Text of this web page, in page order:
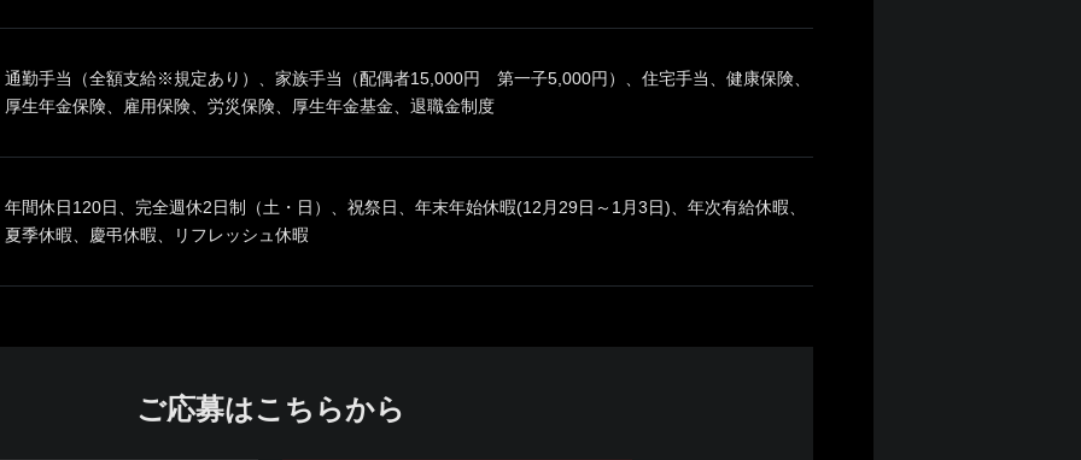
通勤手当（全額支給※規定あり）、家族手当（配偶者15,000円 第一子5,000円）、住宅手当、健康保険、
厚生年金保険、雇用保険、労災保険、厚生年金基金、退職金制度
年間休日120日、完全週休2日制（土・日）、祝祭日、年末年始休暇(12月29日～1月3日)、年次有給休暇、
夏季休暇、慶弔休暇、リフレッシュ休暇
ご応募はこちらから